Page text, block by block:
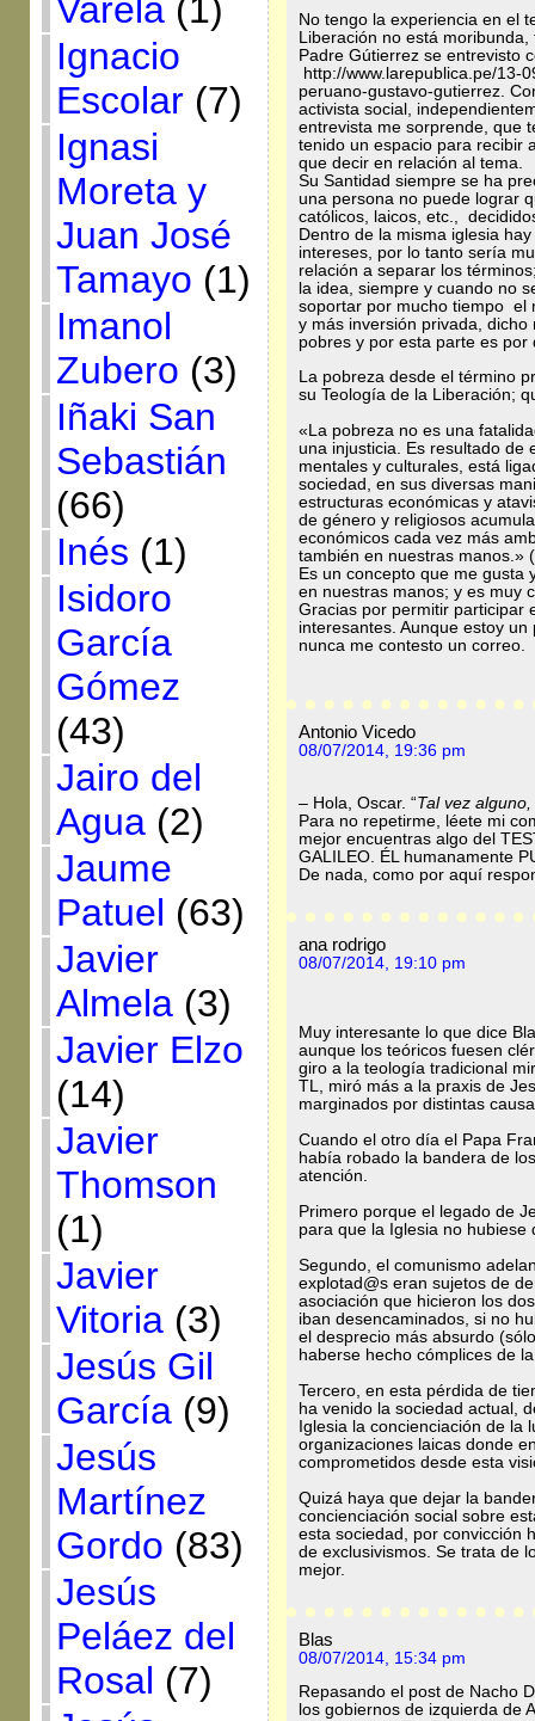
Varela(1)
Ignacio
Escolar(7)
Ignasi
Moreta y
Juan José
Tamayo (1)
Imanol
Zubero (3)
Iñaki San
Sebastián
(66)
Inés (1)
Isidoro
García
Gómez
(43)
Jairo del
Agua(2)
Jaume
Patuel (63)
Javier
Almela(3)
Javier Elzo
(14)
Javier
Thomson
(1)
Javier
Vitoria(3)
Jesús Gil
García(9)
Jesús
Martínez
Gordo (83)
Jesús
Peláez del
Rosal (7)
No tengo la experiencia en el
Liberación no está
Padre Gútierrez se entrevisto
http://www.larepublica.pe/13-
peruano-gustavo-gutierrez.
activista social,
entrevista me sorprende, que
tenido un espacio para recibir
que decir en relación al tema.
Su Santidad siempre se ha
una persona no puede lograr
católicos, laicos, etc.,
Dentro de la misma iglesia
intereses, por lo tanto sería
relación a separar los
la idea, siempre y cuando no
soportar por mucho tiempo el
y más inversión privada,
pobres y por esta parte es
La pobreza desde el término
su Teología de la Liberación;
«La pobreza no es una
una injusticia. Es resultado de
mentales y culturales, está
sociedad, en sus diversas
estructuras económicas y
de género y religiosos
económicos cada vez más
también en nuestras manos.»
Es un concepto que me gusta
en nuestras manos; y es muy
Gracias por permitir participar
interesantes. Aunque estoy
nunca me contesto un correo.
Antonio Vicedo
08/07/2014, 19:36 pm
– Hola, Oscar. “Tal vez
Para no repetirme, léete mi
mejor encuentras algo del
GALILEO. ÉL humanamente
De nada, como por aquí
ana rodrigo
08/07/2014, 19:10 pm
Muy interesante lo que dice
aunque los teóricos fuesen
giro a la teología tradicional
TL, miró más a la praxis de
marginados por distintas
Cuando el otro día el Papa
había robado la bandera de
atención.
Primero porque el legado de
para que la Iglesia no
Segundo, el comunismo
explotad@s eran sujetos de
asociación que hicieron los
iban desencaminados, si no
el desprecio más absurdo
haberse hecho cómplices de
Tercero, en esta pérdida de
ha venido la sociedad actual,
Iglesia la concienciación de la
organizaciones laicas donde
comprometidos desde esta
Quizá haya que dejar la
concienciación social sobre
esta sociedad, por convicción
de exclusivismos. Se trata de
mejor.
Blas
08/07/2014, 15:34 pm
Repasando el post de Nacho
los gobiernos de izquierda de